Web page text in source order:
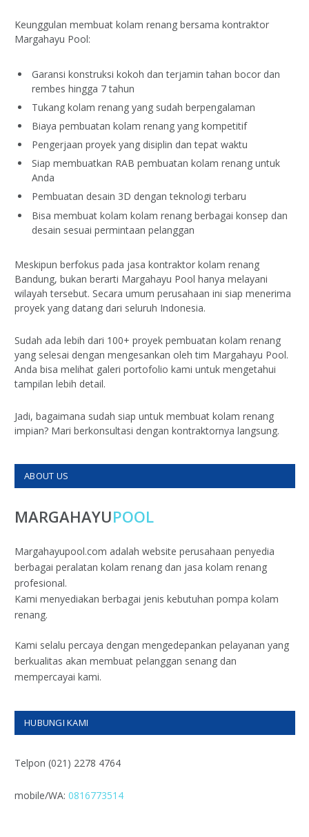
Keunggulan membuat kolam renang bersama kontraktor
Margahayu Pool:
Garansi konstruksi kokoh dan terjamin tahan bocor dan
rembes hingga 7 tahun
Tukang kolam renang yang sudah berpengalaman
Biaya pembuatan kolam renang yang kompetitif
Pengerjaan proyek yang disiplin dan tepat waktu
Siap membuatkan RAB pembuatan kolam renang untuk
Anda
Pembuatan desain 3D dengan teknologi terbaru
Bisa membuat kolam kolam renang berbagai konsep dan
desain sesuai permintaan pelanggan
Meskipun berfokus pada jasa kontraktor kolam renang
Bandung, bukan berarti Margahayu Pool hanya melayani
wilayah tersebut. Secara umum perusahaan ini siap menerima
proyek yang datang dari seluruh Indonesia.
Sudah ada lebih dari 100+ proyek pembuatan kolam renang
yang selesai dengan mengesankan oleh tim Margahayu Pool.
Anda bisa melihat galeri portofolio kami untuk mengetahui
tampilan lebih detail.
Jadi, bagaimana sudah siap untuk membuat kolam renang
impian? Mari berkonsultasi dengan kontraktornya langsung.
ABOUT US
MARGAHAYUPOOL
Margahayupool.com adalah website perusahaan penyedia
berbagai peralatan kolam renang dan jasa kolam renang
profesional.
Kami menyediakan berbagai jenis kebutuhan pompa kolam
renang.
Kami selalu percaya dengan mengedepankan pelayanan yang
berkualitas akan membuat pelanggan senang dan
mempercayai kami.
HUBUNGI KAMI
Telpon (021) 2278 4764
mobile/WA: 0816773514